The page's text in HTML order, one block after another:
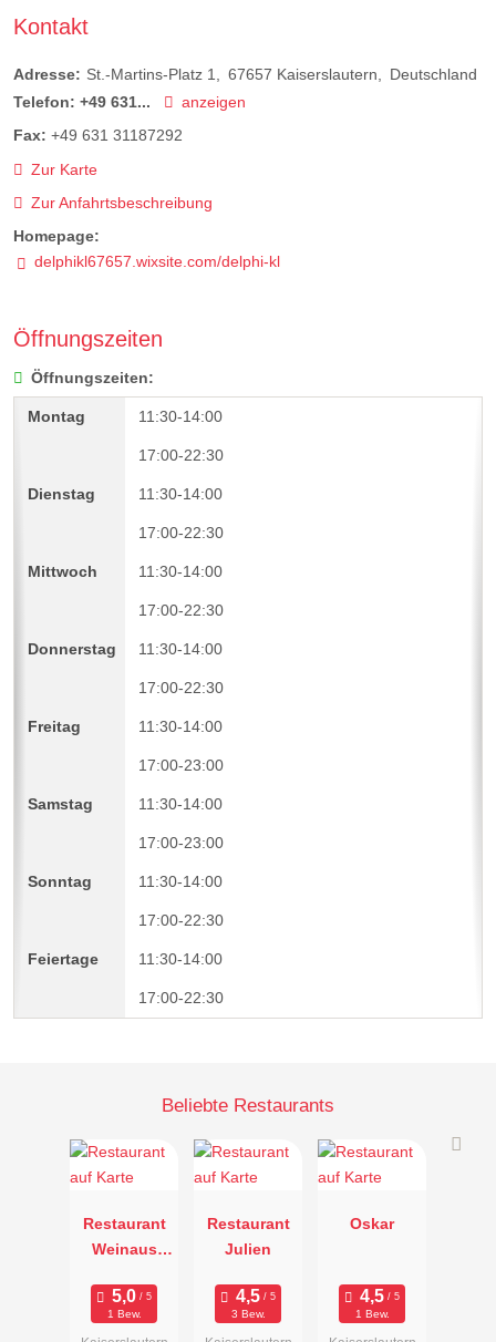
Kontakt
Adresse: St.-Martins-Platz 1 67657 Kaiserslautern
Deutschland
Telefon: +49 631...
anzeigen
Fax: +49 631 31187292
Zur Karte
Zur Anfahrtsbeschreibung
Homepage:
delphikl67657.wixsite.com/delphi-kl
Öffnungszeiten
Öffnungszeiten:
11:30-14:00
17:00-22:30
11:30-14:00
17:00-22:30
11:30-14:00
17:00-22:30
11:30-14:00
17:00-22:30
11:30-14:00
17:00-23:00
11:30-14:00
17:00-23:00
11:30-14:00
17:00-22:30
11:30-14:00
17:00-22:30
Beliebte Restaurants
Restaurant
Weinaus
1 Bew.
Restaurant
Julien
3 Bew.
Oskar
1 Bew.